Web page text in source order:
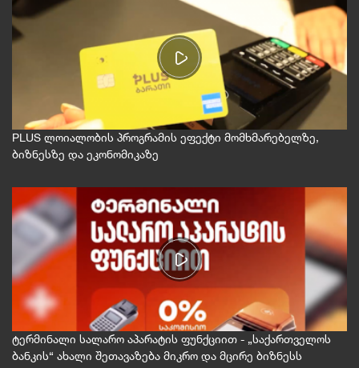
PLUS ლოიალობის პროგრამის ეფექტი მომხმარებელზე,
ბიზნესზე და ეკონომიკაზე
ტერმინალი სალარო აპარატის ფუნქციით - „საქართველოს
ბანკის“ ახალი შეთავაზება მიკრო და მცირე ბიზნესს